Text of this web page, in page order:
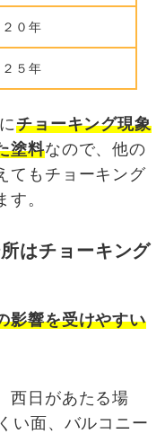
２０年
２５年
チョーキング現象
塗料なので、他の
てもチョーキング
。
はチョーキング
影響を受けやすい
西日があたる場
い面、バルコニー